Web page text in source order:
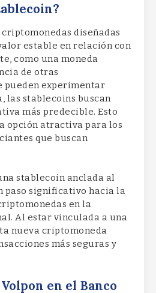
diseñadas
estable en relación con
como una moneda
de otras
pueden experimentar
las stablecoins buscan
más predecible. Esto
opción atractiva para los
que buscan
stablecoin anclada al
paso significativo hacia la
en la
Al estar vinculada a una
nueva criptomoneda
más seguras y
en el Banco